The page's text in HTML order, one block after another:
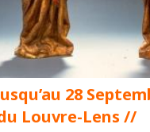
28
Louvre-Lens //